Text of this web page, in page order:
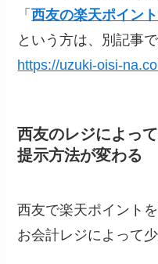
「西友の楽天ポイン
という方は、別記事
https://uzuki-oisi-
西友のレジによっ
提示方法が変わる
西友で楽天ポイント
お会計レジによって